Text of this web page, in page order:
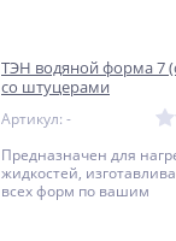
ТЭН водяной форма 7
со штуцерами
Артикул: -
Предназначен для
жидкостей,
всех форм по вашим